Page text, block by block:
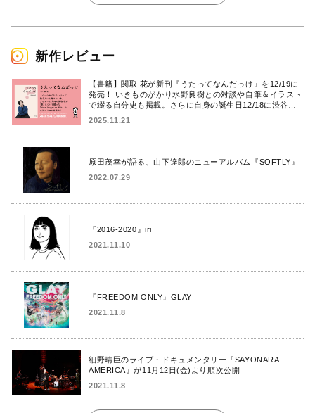
新作レビュー
【書籍】関取 花が新刊『うたってなんだっけ』を12/19に
発売！ いきものがかり水野良樹との対談や自筆＆イラスト
で綴る自分史も掲載。さらに自身の誕生日12/18に渋谷で
2025.11.21
原田茂幸が語る、山下達郎のニューアルバム『SOFTLY』
2022.07.29
『2016-2020』iri
2021.11.10
『FREEDOM ONLY』GLAY
2021.11.8
細野晴臣のライブ・ドキュメンタリー『SAYONARA
AMERICA』が11月12日(金)より順次公開
2021.11.8